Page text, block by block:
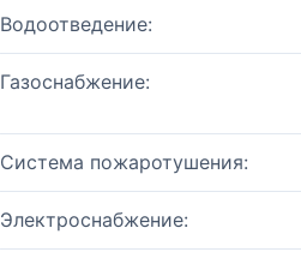
Водоотведение:
Газоснабжение:
Система пожаротушения:
Электроснабжение: